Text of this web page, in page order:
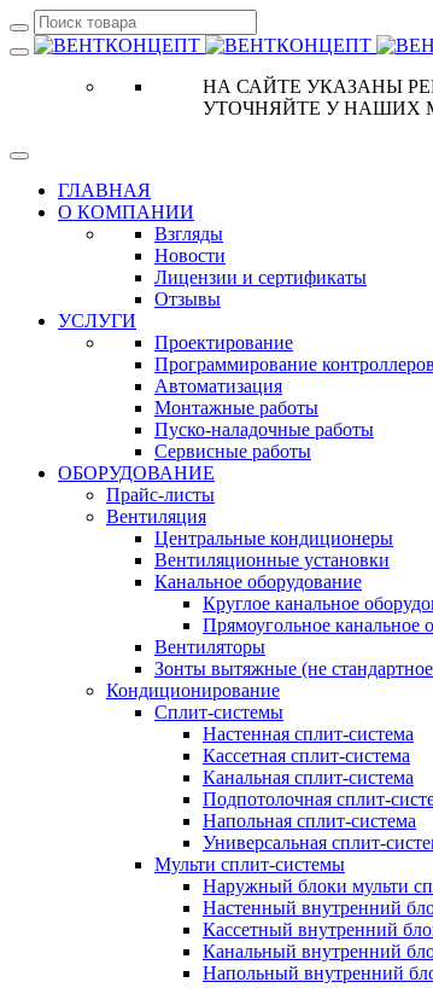
НА САЙТЕ УКАЗАНЫ
УТОЧНЯЙТЕ У НАШИХ
ГЛАВНАЯ
О КОМПАНИИ
Взгляды
Новости
Лицензии и сертификаты
Отзывы
УСЛУГИ
Проектирование
Программирование
Автоматизация
Монтажные работы
Пуско-наладочные работы
Сервисные работы
ОБОРУДОВАНИЕ
Прайс-листы
Вентиляция
Центральные кондиционеры
Вентиляционные установки
Канальное оборудование
Круглое канальное
Прямоугольное канальное
Вентиляторы
Зонты вытяжные (не
Кондиционирование
Сплит-системы
Настенная сплит-система
Кассетная сплит-система
Канальная сплит-система
Подпотолочная сплит-
Напольная сплит-система
Универсальная сплит-
Мульти сплит-системы
Наружный блоки мульти
Настенный внутренний
Кассетный внутренний
Канальный внутренний
Напольный внутренний